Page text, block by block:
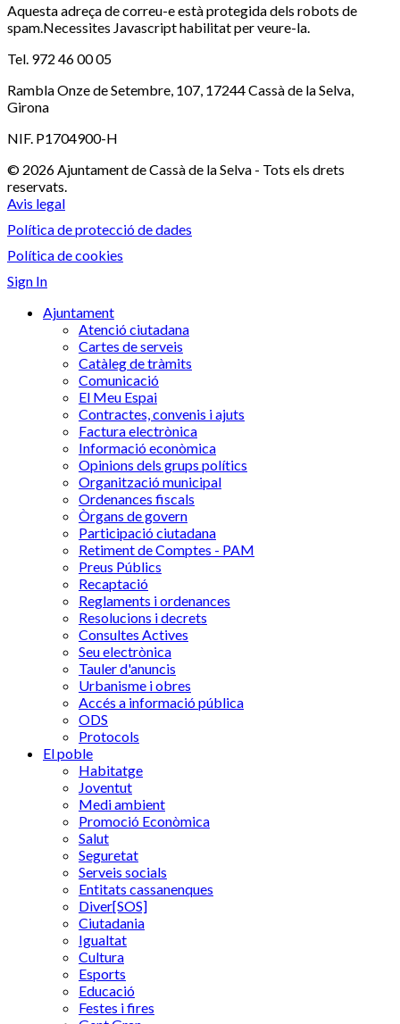
Aquesta adreça de correu-e està protegida dels robots de
spam.Necessites Javascript habilitat per veure-la.
Tel. 972 46 00 05
Rambla Onze de Setembre, 107, 17244 Cassà de la Selva,
Girona
NIF. P1704900-H
© 2026 Ajuntament de Cassà de la Selva - Tots els drets
reservats.
Avis legal
Política de protecció de dades
Política de cookies
Sign In
Ajuntament
Atenció ciutadana
Cartes de serveis
Catàleg de tràmits
Comunicació
El Meu Espai
Contractes, convenis i ajuts
Factura electrònica
Informació econòmica
Opinions dels grups polítics
Organització municipal
Ordenances fiscals
Òrgans de govern
Participació ciutadana
Retiment de Comptes - PAM
Preus Públics
Recaptació
Reglaments i ordenances
Resolucions i decrets
Consultes Actives
Seu electrònica
Tauler d'anuncis
Urbanisme i obres
Accés a informació pública
ODS
Protocols
El poble
Habitatge
Joventut
Medi ambient
Promoció Econòmica
Salut
Seguretat
Serveis socials
Entitats cassanenques
Diver[SOS]
Ciutadania
Igualtat
Cultura
Esports
Educació
Festes i fires